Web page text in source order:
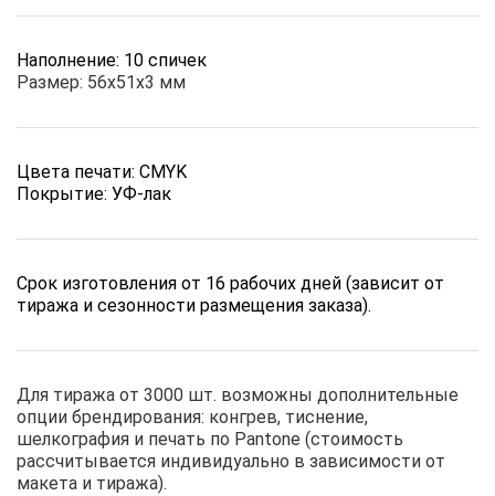
Наполнение: 10 спичек
Размер: 56х51х3 мм
Цвета печати: CMYK
Покрытие: УФ-лак
Срок изготовления от 16 рабочих дней (зависит от
тиража и сезонности размещения заказа).
Для тиража от 3000 шт. возможны дополнительные
опции брендирования: конгрев, тиснение,
шелкография и печать по Pantone (стоимость
рассчитывается индивидуально в зависимости от
макета и тиража).